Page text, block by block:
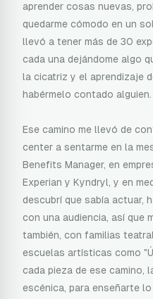
aprender cosas nuevas,
quedarme cómodo en un
llevó a tener más de 30
cada una dejándome algo
la cicatriz y el aprendizaje
habérmelo contado alguien.
Ese camino me llevó de
center a sentarme en la
Benefits Manager, en
Experian y Kyndryl, y en
descubrí que sabía actuar,
con una audiencia, así que
también, con familias
escuelas artísticas como
cada pieza de ese camino,
escénica, para enseñarte